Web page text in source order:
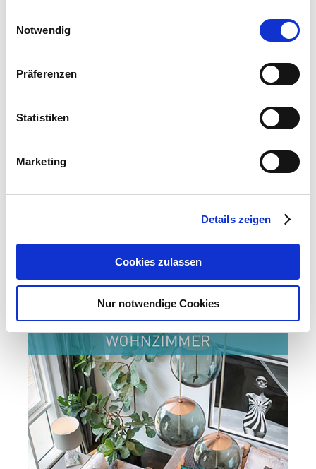
Notwendig
Präferenzen
Statistiken
Marketing
Details zeigen
Cookies zulassen
Nur notwendige Cookies